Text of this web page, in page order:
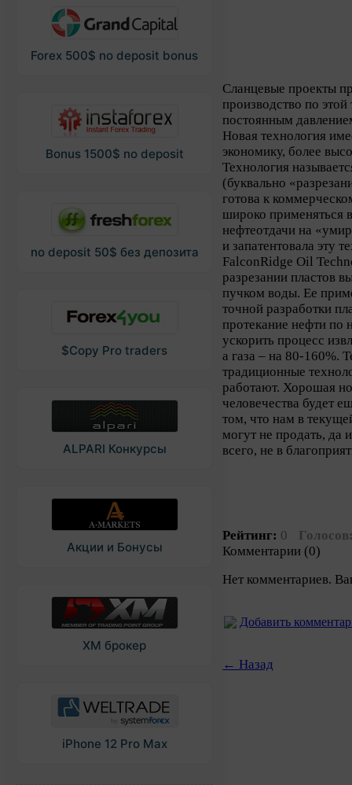
Forex 500$ no deposit bonus
Bonus 1500$ no deposit
no deposit 50$ без депозита
$Copy Pro traders
ALPARI Конкурсы
Акции и Бонусы
XM брокер
iPhone 12 Pro Max
Cланцевые проекты
производство по
постоянным
Новая технология
экономику, более
Технология
(буквально
готова к
широко применяться
нефтеотдачи на
и запатентовала эту
FalconRidge Oil
разрезании пластов
пучком воды. Ее
точной разработки
протекание нефти по
ускорить процесс
а газа – на 80-160%.
традиционные
работают. Хорошая
человечества будет
том, что нам в
могут не продать, да
всего, не в
Рейтинг: 0
Комментарии (0)
Нет комментариев.
Добавить
← Назад